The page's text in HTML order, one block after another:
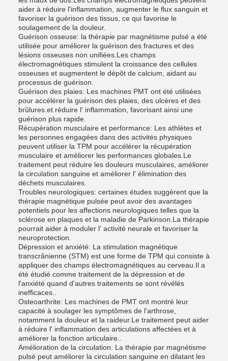
aider à réduire l'inflammation, augmenter le flux sanguin et
favoriser la guérison des tissus, ce qui favorise le
soulagement de la douleur.
Guérison osseuse: la thérapie par magnétisme pulsé a été
utilisée pour améliorer la guérison des fractures et des
lésions osseuses non unifiées.Les champs
électromagnétiques stimulent la croissance des cellules
osseuses et augmentent le dépôt de calcium, aidant au
processus de guérison.
Guérison des plaies: Les machines PMT ont été utilisées
pour accélérer la guérison des plaies, des ulcères et des
brûlures.et réduire l' inflammation, favorisant ainsi une
guérison plus rapide.
Récupération musculaire et performance: Les athlètes et
les personnes engagées dans des activités physiques
peuvent utiliser la TPM pour accélérer la récupération
musculaire et améliorer les performances globales.Le
traitement peut réduire les douleurs musculaires, améliorer
la circulation sanguine et améliorer l' élimination des
déchets musculaires.
Troubles neurologiques: certaines études suggèrent que la
thérapie magnétique pulsée peut avoir des avantages
potentiels pour les affections neurologiques telles que la
sclérose en plaques et la maladie de Parkinson.La thérapie
pourrait aider à moduler l' activité neurale et favoriser la
neuroprotection.
Dépression et anxiété: La stimulation magnétique
transcrânienne (STM) est une forme de TPM qui consiste à
appliquer des champs électromagnétiques au cerveau.Il a
été étudié comme traitement de la dépression et de
l'anxiété quand d'autres traitements se sont révélés
inefficaces..
Osteoarthrite: Les machines de PMT ont montré leur
capacité à soulager les symptômes de l'arthrose,
notamment la douleur et la raideur.Le traitement peut aider
à réduire l' inflammation des articulations affectées et à
améliorer la fonction articulaire..
Amélioration de la circulation: La thérapie par magnétisme
pulsé peut améliorer la circulation sanguine en dilatant les